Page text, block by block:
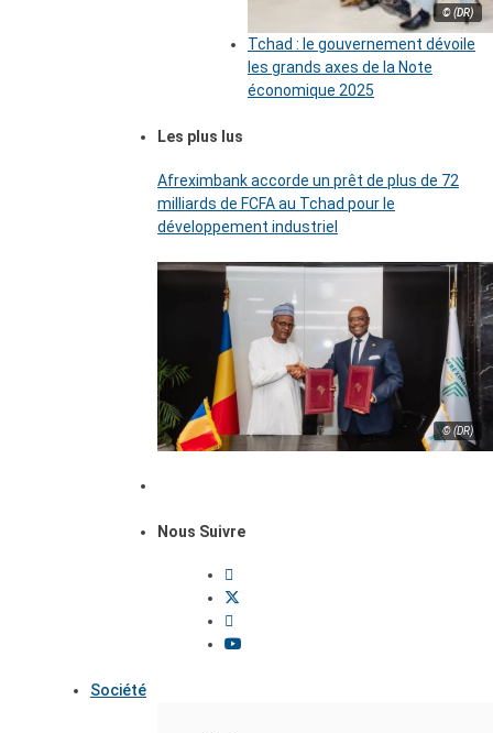
© (DR)
Tchad : le gouvernement dévoile
les grands axes de la Note
économique 2025
Les plus lus
Afreximbank accorde un prêt de plus de 72
milliards de FCFA au Tchad pour le
développement industriel
© (DR)
Nous Suivre
Société